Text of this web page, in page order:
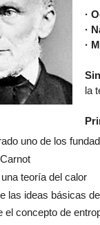
·
·
·
la
uno de los
teoría del calor
las ideas básicas
el concepto de